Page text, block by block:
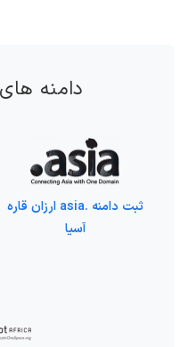
دامنه
ثبت دامنه .asia ارزان قاره
آسیا